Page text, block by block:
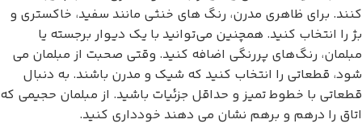
کنند. برای ظاهری مدرن، رنگ های خنثی مانند سفید، خاکستری و
بژ را انتخاب کنید. همچنین می‌توانید با یک دیوار برجسته یا
مبلمان، رنگ‌های پررنگی اضافه کنید. وقتی صحبت از مبلمان می
شود، قطعاتی را انتخاب کنید که شیک و مدرن باشند. به دنبال
قطعاتی با خطوط تمیز و حداقل جزئیات باشید. از مبلمان حجیمی که
اتاق را درهم و برهم نشان می دهند خودداری کنید.